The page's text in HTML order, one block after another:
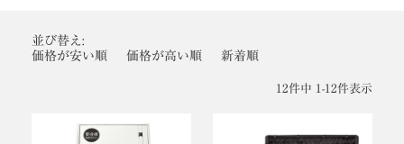
並び替え
価格が安い順
価格が高い順 新着順
12件中 1 -12件表示